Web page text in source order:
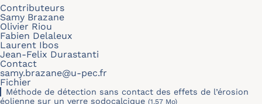
Contributeurs
Samy Brazane
Olivier Riou
Fabien Delaleux
Laurent Ibos
Jean-Felix Durastanti
Contact
samy.brazane@u-pec.fr
Fichier
Méthode de détection sans contact des effets de l’érosion
éolienne sur un verre sodocalcique (1.57 Mo)